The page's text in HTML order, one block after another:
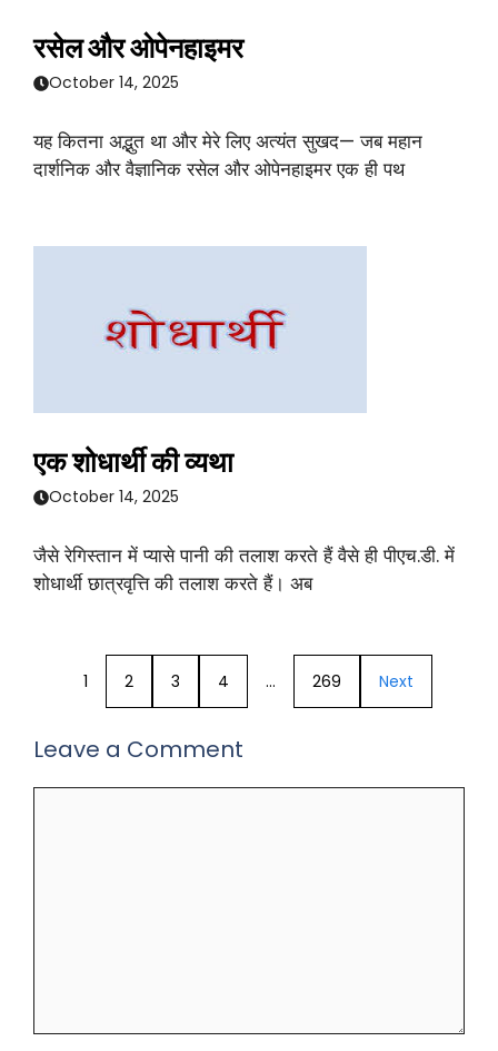
रसेल और ओपेनहाइमर
October 14, 2025
यह कितना अद्भुत था और मेरे लिए अत्यंत सुखद— जब महान
दार्शनिक और वैज्ञानिक रसेल और ओपेनहाइमर एक ही पथ
एक शोधार्थी की व्यथा
October 14, 2025
जैसे रेगिस्तान में प्यासे पानी की तलाश करते हैं वैसे ही पीएच.डी. में
शोधार्थी छात्रवृत्ति की तलाश करते हैं। अब
1 2 3 4 … 269 Next
Leave a Comment